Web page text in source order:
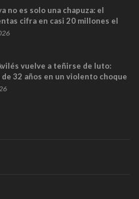
no es solo una chapuza: el
cifra en casi 20 millones el
trenes que no cabían por los
vuelve a teñirse de luto:
32 años en un violento choque